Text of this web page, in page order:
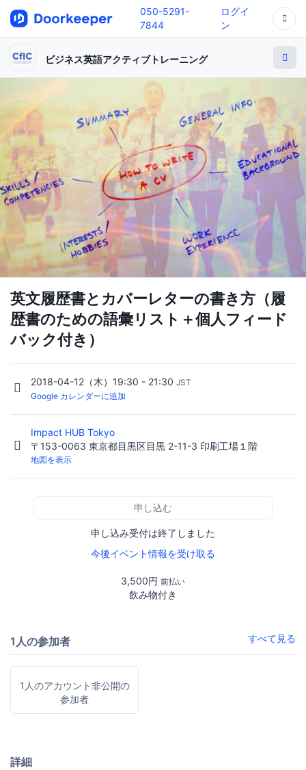
050-5291-
7844
ログイ
ン
ビジネス英語アクティブトレーニング
英文履歴書とカバーレターの書き方（履
歴書のための語彙リスト＋個人フィード
バック付き）
2018-04-12（木）19:30 - 21:30 JST
Google カレンダーに追加
Impact HUB Tokyo
〒153-0063 東京都目黒区目黒 2-11-3 印刷工場１階
地図を表示
申し込む
申し込み受付は終了しました
今後イベント情報を受け取る
3,500円 前払い
飲み物付き
1人の参加者 すべて見る
1人のアカウント非公開の
参加者
詳細